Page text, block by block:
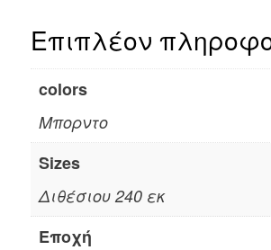
Επιπλέον
colors
Μπορντο
Sizes
Διθέσιου 240 εκ
Εποχή